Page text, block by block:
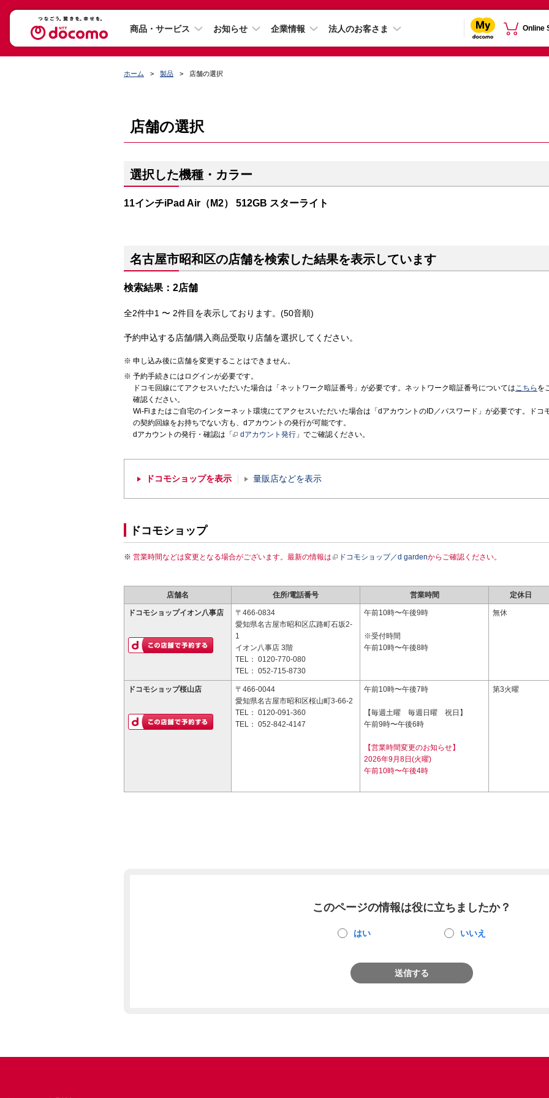
商品・サービス お知らせ 企業情報 法人のお客さま Online
ホーム 製品 店舗の選択
店舗の選択
選択した機種・カラー
11インチiPad Air（M2） 512GB スターライト
名古屋市昭和区の店舗を検索した結果を表示しています
検索結果：2店舗
全2件中1 〜 2件目を表示しております。(50音順)
予約申込する店舗/購入商品受取り店舗を選択してください。
申し込み後に店舗を変更することはできません。
予約手続きにはログインが必要です。
ドコモ回線にてアクセスいただいた場合は「ネットワーク暗証番号」が必要です。ネットワーク暗証番号についてはこちら を
確認ください。
Wi-Fiまたはご自宅のインターネット環境にてアクセスいただいた場合は「dアカウントのID／パスワード」が必要です。ドコ
の契約回線をお持ちでない方も、dアカウントの発行が可能です。
dアカウントの発行・確認は「
dアカウント発行 」でご確認ください。
ドコモショップを表示 量販店などを表示
ドコモショップ
営業時間などは変更となる場合がございます。最新の情報は ドコモショップ／d gardenからご確認ください。
店舗名 住所/電話番号 営業時間 定休日
ドコモショップイオン八事店
〒466-0834
愛知県名古屋市昭和区広路町石坂2-
1
イオン八事店 3階
TEL： 0120-770-080
TEL： 052-715-8730
午前10時〜午後9時
※受付時間
午前10時〜午後8時
無休
ドコモショップ桜山店
〒466-0044
愛知県名古屋市昭和区桜山町3-66-2
TEL： 0120-091-360
TEL： 052-842-4147
午前10時〜午後7時
【毎週土曜 毎週日曜 祝日】
午前9時〜午後6時
【営業時間変更のお知らせ】
2026年9月8日(火曜)
午前10時〜午後4時
第3火曜
このページの情報は役に立ちましたか？
はい いいえ
送信する